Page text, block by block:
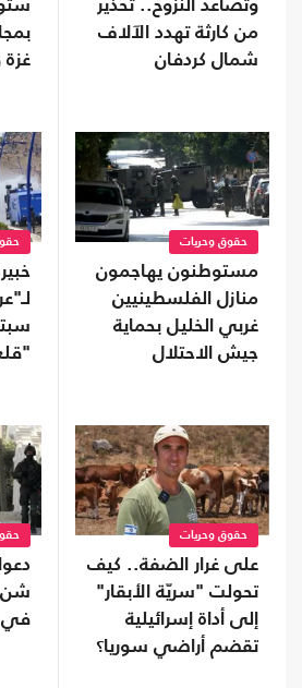
وتصاعد النزوح.. تحذير
من كارثة تهدد الآلاف
شمال كردفان
حقوق وحريات
مستوطنون يهاجمون
منازل الفلسطينيين
غربي الخليل بحماية
جيش الاحتلال
حقوق وحريات
على غرار الضفة.. كيف
تحولت "سريّة الأبقار"
إلى أداة إسرائيلية
تقضم أراضي سوريا؟
شن
في